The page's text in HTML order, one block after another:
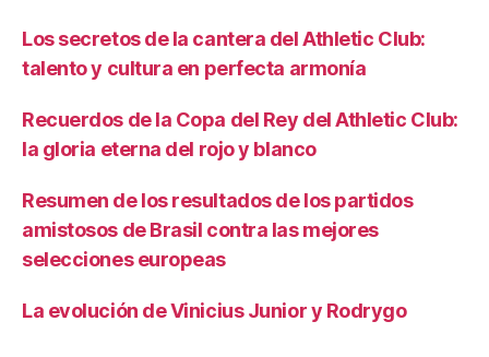
Los secretos de la cantera del Athletic Club:
talento y cultura en perfecta armonía
Recuerdos de la Copa del Rey del Athletic Club:
la gloria eterna del rojo y blanco
Resumen de los resultados de los partidos
amistosos de Brasil contra las mejores
selecciones europeas
La evolución de Vinicius Junior y Rodrygo